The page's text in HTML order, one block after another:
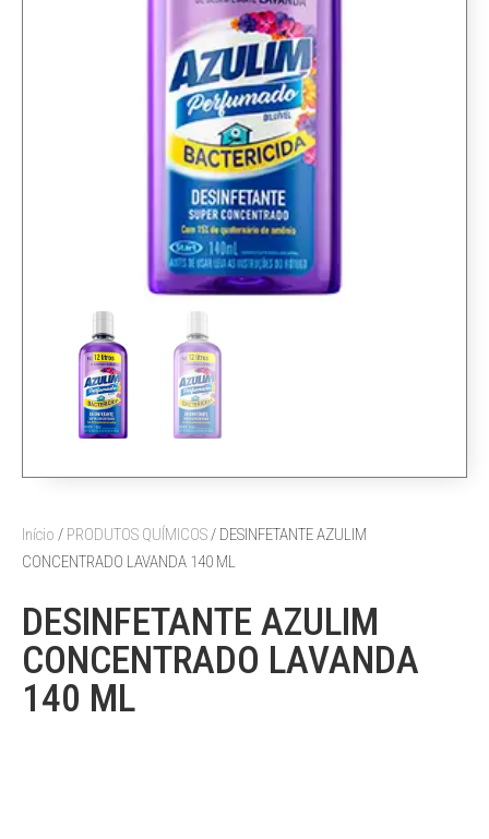
Início / PRODUTOS QUÍMICOS/ DESINFETANTE AZULIM
CONCENTRADO LAVANDA 140 ML
DESINFETANTE AZULIM
CONCENTRADO LAVANDA
140 ML